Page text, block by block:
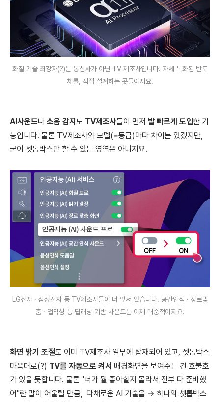
화질 기술 최강자(?)는 통신사가 아닌 TV 제조사입니다. 자체 특화된 반도
체를, 직접 설계하는 곳들이지요.
AI사운드나 소음 감지 도 TV제조사들이 먼저 발 빠르게 도입한 기
능입니다. 물론 TV제조사와 모델(=등급)마다 차이는 있겠지만,
굳이 셋톱박스만 할 수 있는 영역은 아니지요.
LG전자 · 삼성전자 등 TV제조사들이 더 앞서 있습니다. 공간인식 · 장르맞
춤 · 업믹싱 등 딥러닝 기반 사운드는 이제 대중적이지요.
화면 밝기 조절도 이미 TV제조사 일부에 탑재되어 있고, 셋톱박스
마음대로(?) TV를 자동으로 켜서 배경화면을 보여주는 건 호불호
가 있을 듯합니다. 물론 "너가 뭘 좋아할지 몰라서 전부 다 준비했
어"란 말이 어울릴 만큼, 다채로운 AI 기술을 → 하나의 셋톱박스